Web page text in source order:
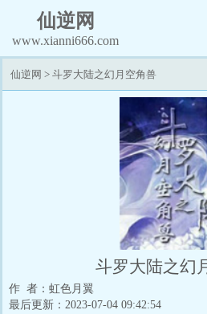
仙逆网
www.xianni666.com
仙逆网 > 斗罗大陆之幻月空角兽
斗罗大陆之幻
作 者：虹色月翼
最后更新：2023-07-04 09:42:54